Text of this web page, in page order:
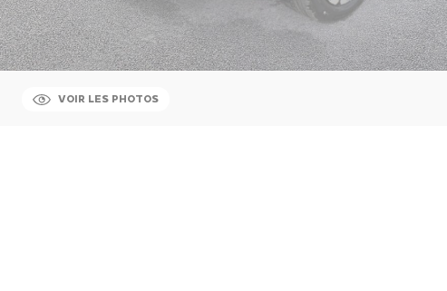
VOIR LES PHOTOS